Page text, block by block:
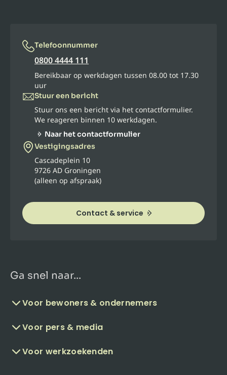
Telefoonnummer
0800 4444 111
Bereikbaar op werkdagen tussen 08.00 tot 17.30
uur
Stuur een bericht
Stuur ons een bericht via het contactformulier.
We reageren binnen 10 werkdagen.
Naar het contactformulier
Vestigingsadres
Cascadeplein 10
9726 AD Groningen
(alleen op afspraak)
Contact & service
Ga snel naar...
Voor bewoners & ondernemers
Voor pers & media
Voor werkzoekenden